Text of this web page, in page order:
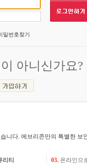
밀번호찾기
아니신가요?
니다. 에브리존만의 특별한 보
리티 03. 온라인으